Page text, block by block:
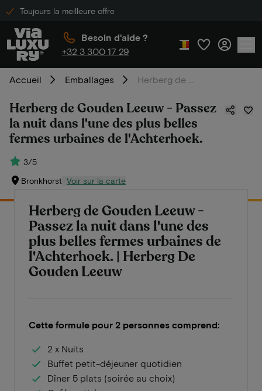
Toujours la meilleure offre
Besoin d'aide ?
+32 3 300 17 29
Accueil Emballages
Herberg de Gouden Leeuw - Passez
la nuit dans l'une des plus belles
fermes urbaines de l'Achterhoek.
3/5
Bronkhorst Voir sur la carte
Herberg de Gouden Leeuw -
Passez la nuit dans l'une des
plus belles fermes urbaines de
l'Achterhoek. | Herberg De
Gouden Leeuw
Cette formule pour 2 personnes comprend:
2 x Nuits
Buffet petit-déjeuner quotidien
Dîner 5 plats (soirée au choix)